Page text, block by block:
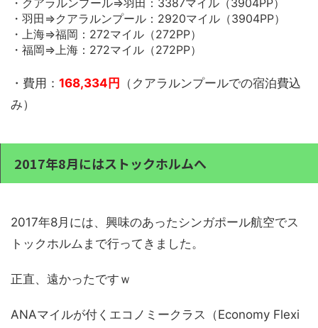
・クアラルンプール⇒羽田：3387マイル（3904PP）
・羽田⇒クアラルンプール：2920マイル（3904PP）
・上海⇒福岡：272マイル（272PP）
・福岡⇒上海：272マイル（272PP）
・費用： 168,334円
（クアラルンプールでの宿泊費込
み）
2017年8月にはストックホルムへ
2017年8月には、興味のあったシンガポール航空でス
トックホルムまで行ってきました。
正直、遠かったですｗ
ANAマイルが付くエコノミークラス（Economy Flexi